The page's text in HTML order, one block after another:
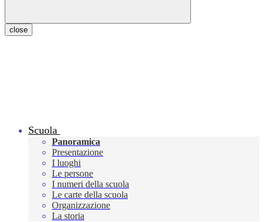
close
Scuola
Panoramica
Presentazione
I luoghi
Le persone
I numeri della scuola
Le carte della scuola
Organizzazione
La storia